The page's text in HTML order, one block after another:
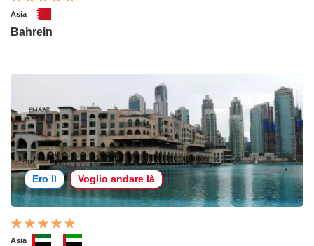
Asia
Bahrein
Ero lì Voglio andare là
Asia